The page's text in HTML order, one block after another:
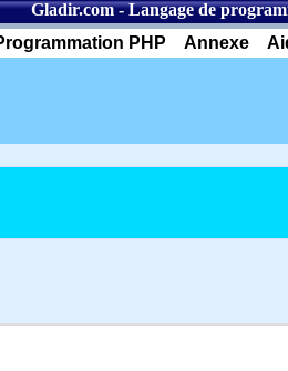
Gladir.com-Langage de
PHP Annexe